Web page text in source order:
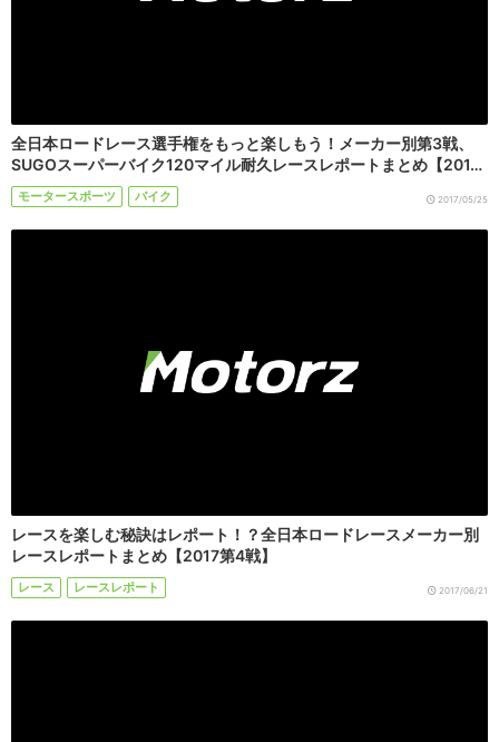
全日本ロードレース選手権をもっと楽しもう！メーカー別第3戦、
SUGOスーパーバイク120マイル耐久レースレポートまとめ【201…
モータースポーツ バイク 2017/05/25
レースを楽しむ秘訣はレポート！？全日本ロードレースメーカー別
レースレポートまとめ【2017第4戦】
レース レースレポート 2017/06/21